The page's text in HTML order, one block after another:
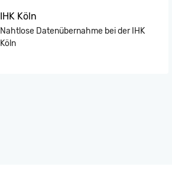
IHK Köln
Nahtlose Datenübernahme bei der IHK
Köln